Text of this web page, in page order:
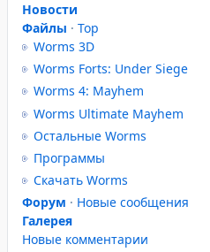
Новости
Файлы · Top
Worms 3D
Worms Forts: Under Siege
Worms 4: Mayhem
Worms Ultimate Mayhem
Остальные Worms
Программы
Скачать Worms
Форум · Новые сообщения
Галерея
Новые комментарии